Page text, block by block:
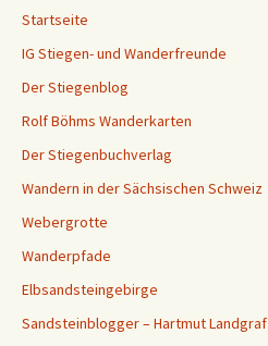
Startseite
IG Stiegen- und Wanderfreunde
Der Stiegenblog
Rolf Böhms Wanderkarten
Der Stiegenbuchverlag
Wandern in der Sächsischen Schweiz
Webergrotte
Wanderpfade
Elbsandsteingebirge
Sandsteinblogger – Hartmut Landgraf